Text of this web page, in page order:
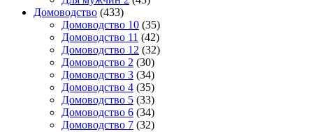
Домоводство (433)
Домоводство 10 (35)
Домоводство 11 (42)
Домоводство 12 (32)
Домоводство 2 (30)
Домоводство 3 (34)
Домоводство 4 (35)
Домоводство 5 (33)
Домоводство 6 (34)
Домоводство 7 (32)